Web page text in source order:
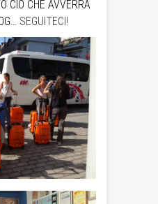
CIÒ CHE AVVERRÀ
SEGUITECI!